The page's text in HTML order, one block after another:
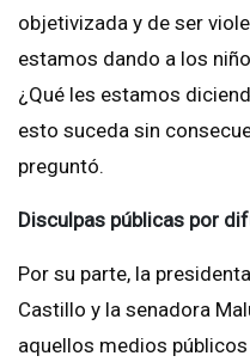
objetivizada y de ser
estamos dando a los
¿Qué les estamos
esto suceda sin
preguntó.
Disculpas públicas por
Por su parte, la
Castillo y la senadora
aquellos medios